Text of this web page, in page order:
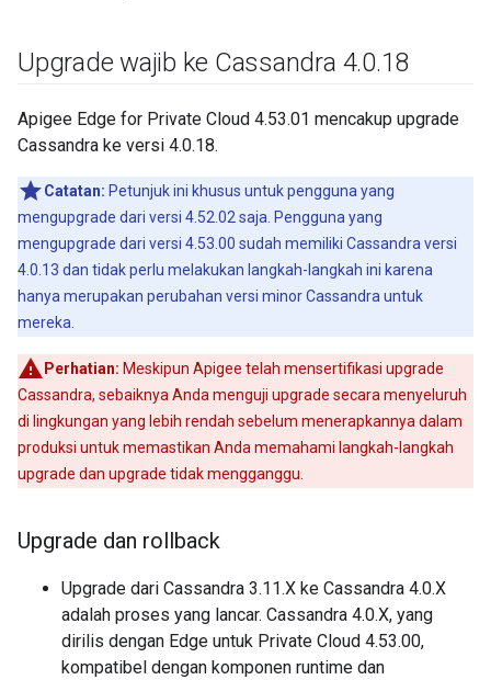
Upgrade wajib ke Cassandra 4.0.18
Apigee Edge for Private Cloud 4.53.01 mencakup upgrade
Cassandra ke versi 4.0.18.
Catatan: Petunjuk ini khusus untuk pengguna yang
mengupgrade dari versi 4.52.02 saja. Pengguna yang
mengupgrade dari versi 4.53.00 sudah memiliki Cassandra versi
4.0.13 dan tidak perlu melakukan langkah-langkah ini karena
hanya merupakan perubahan versi minor Cassandra untuk
mereka.
Perhatian: Meskipun Apigee telah mensertifikasi upgrade
Cassandra, sebaiknya Anda menguji upgrade secara menyeluruh
di lingkungan yang lebih rendah sebelum menerapkannya dalam
produksi untuk memastikan Anda memahami langkah-langkah
upgrade dan upgrade tidak mengganggu.
Upgrade dan rollback
Upgrade dari Cassandra 3.11.X ke Cassandra 4.0.X
adalah proses yang lancar. Cassandra 4.0.X, yang
dirilis dengan Edge untuk Private Cloud 4.53.00,
kompatibel dengan komponen runtime dan